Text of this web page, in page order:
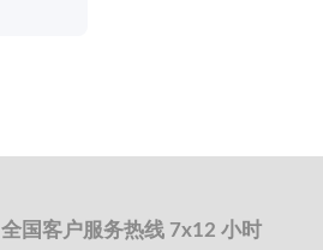
全国客户服务热线 7x12 小时